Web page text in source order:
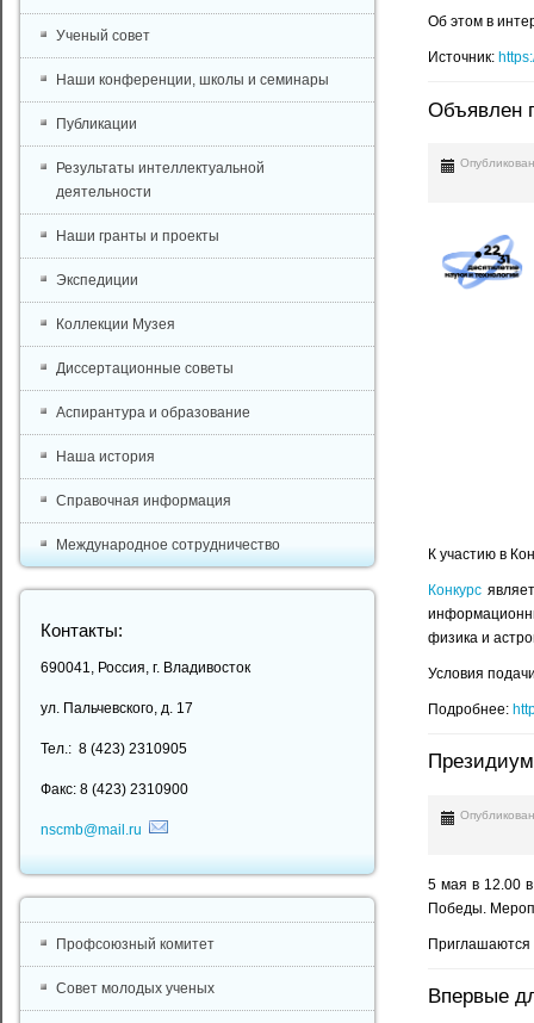
Об этом в
Источник:
Объявлен
К участию в
Конкурс
физика и
Условия
Подробнее:
5 мая в 12.00
Победы.
Впервые
Ученый совет
Наши конференции, школы и семинары
Публикации
Результаты интеллектуальной
деятельности
Наши гранты и проекты
Экспедиции
Коллекции Музея
Диссертационные советы
Аспирантура и образование
Наша история
Справочная информация
Международное сотрудничество
Контакты:
690041, Россия, г. Владивосток
ул. Пальчевского, д. 17
Тел.: 8 (423) 2310905
Факс: 8 (423) 2310900
nscmb@mail.ru
Профсоюзный комитет
Совет молодых ученых